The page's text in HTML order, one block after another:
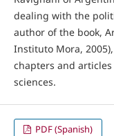
dealing with the
author of the book,
Instituto Mora,
chapters and
sciences.
PDF (Spanish)